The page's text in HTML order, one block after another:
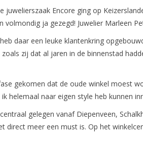
Encore ging op
ja gezegd! Juwelier Marleen
daar een leuke klantenkring
zij dat al jaren in de binnenstad
gekomen dat de oude winkel moest
helemaal naar eigen style heb kunnen
gelegen vanaf Diepenveen,
meer een must is. Op het